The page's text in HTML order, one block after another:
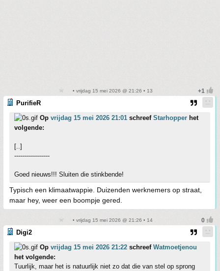
• vrijdag 15 mei 2026 @ 21:26 • 13
PurifieR
Op vrijdag 15 mei 2026 21:01 schreef Starhopper het
volgende:
[..]
------------------
Goed nieuws!!! Sluiten die stinkbende!
Typisch een klimaatwappie. Duizenden werknemers op straat,
maar hey, weer een boompje gered.
• vrijdag 15 mei 2026 @ 21:26 • 14
Digi2
Op vrijdag 15 mei 2026 21:22 schreef Watmoetjenou
het volgende:
Tuurlijk, maar het is natuurlijk niet zo dat die van stel op sprong